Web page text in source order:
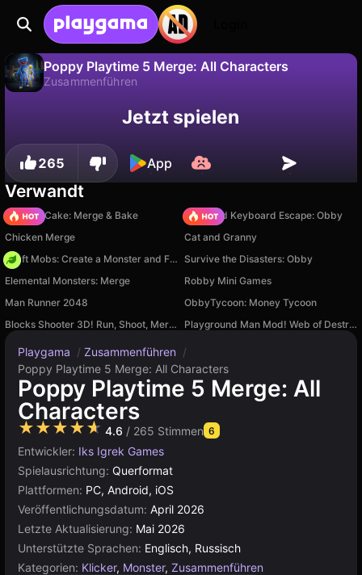
Poppy Playtime 5 Merge: All Characters
Zusammenführen
speichern!
Nein
Jetzt spielen
265 App
Verwandt
Piece of Cake: Merge & Bake
+1 Speed Keyboard Escape: Obby
Chicken Merge
Cat and Granny
Craft Mobs: Create a Monster and Fight!
Survive the Disasters: Obby
Elemental Monsters: Merge
Robby Mini Games
Man Runner 2048
ObbyTycoon: Money Tycoon
Blocks Shooter 3D! Run, Shoot, Merge Weapons!
Playground Man Mod! Web of Destruction!
Playgama / Zusammenführen /
Poppy Playtime 5 Merge: All Characters
Poppy Playtime 5 Merge: All
Characters
★★★★★ 4.6 / 265 Stimmen 6
Entwickler: Iks Igrek Games
Spielausrichtung: Querformat
Plattformen: PC, Android, iOS
Veröffentlichungsdatum: April 2026
Letzte Aktualisierung: Mai 2026
Unterstützte Sprachen: Englisch, Russisch
Kategorien: Klicker, Monster, Zusammenführen